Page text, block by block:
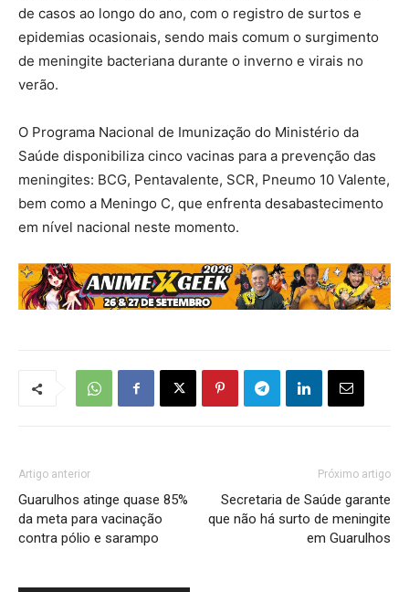
de casos ao longo do ano, com o registro de surtos e
epidemias ocasionais, sendo mais comum o surgimento
de meningite bacteriana durante o inverno e virais no
verão.
O Programa Nacional de Imunização do Ministério da
Saúde disponibiliza cinco vacinas para a prevenção das
meningites: BCG, Pentavalente, SCR, Pneumo 10 Valente,
bem como a Meningo C, que enfrenta desabastecimento
em nível nacional neste momento.
Artigo anterior
Guarulhos atinge quase 85%
da meta para vacinação
contra pólio e sarampo
Próximo artigo
Secretaria de Saúde garante
que não há surto de meningite
em Guarulhos